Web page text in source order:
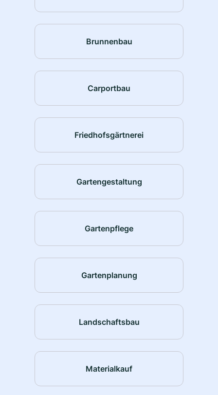
Brunnenbau
Carportbau
Friedhofsgärtnerei
Gartengestaltung
Gartenpflege
Gartenplanung
Landschaftsbau
Materialkauf